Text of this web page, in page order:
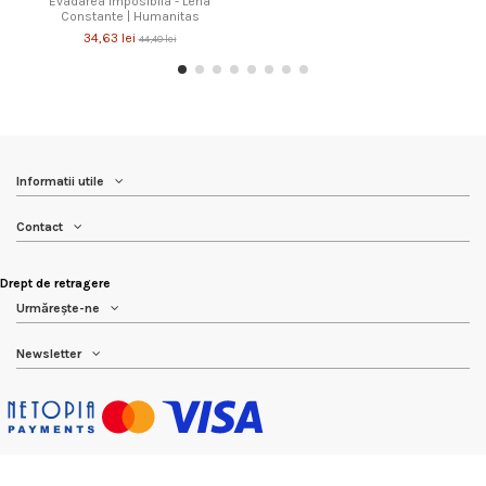
Constante | Humanitas
34,63 lei44,40 lei
Informatii utile
Contact
Drept de retragere
Urmărește-ne
Newsletter